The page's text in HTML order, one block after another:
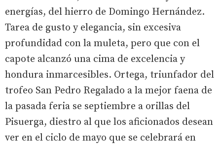
energías, del hierro de Domingo Hernández.
Tarea de gusto y elegancia, sin excesiva
profundidad con la muleta, pero que con el
capote alcanzó una cima de excelencia y
hondura inmarcesibles. Ortega, triunfador del
trofeo San Pedro Regalado a la mejor faena de
la pasada feria se septiembre a orillas del
Pisuerga, diestro al que los aficionados desean
ver en el ciclo de mayo que se celebrará en